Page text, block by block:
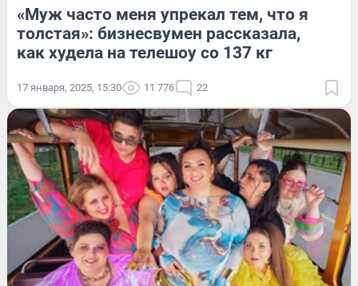
«Муж часто меня упрекал тем, что я
толстая»: бизнесвумен рассказала,
как худела на телешоу со 137 кг
17 января, 2025, 15:30 11 776 22